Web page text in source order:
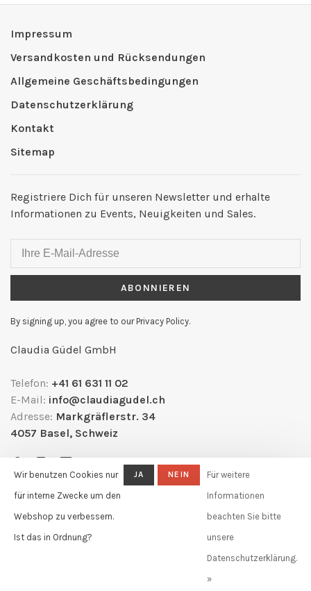
Impressum
Versandkosten und Rücksendungen
Allgemeine Geschäftsbedingungen
Datenschutzerklärung
Kontakt
Sitemap
Registriere Dich für unseren Newsletter und erhalte
Informationen zu Events, Neuigkeiten und Sales.
ABONNIEREN
By signing up, you agree to our Privacy Policy.
Claudia Güdel GmbH
Telefon: +41 61 631 11 02
E-Mail: info@claudiagudel.ch
Adresse: Markgräflerstr. 34
4057 Basel, Schweiz
Wir benutzen Cookies nur
für interne Zwecke um den
Webshop zu verbessern.
Ist das in Ordnung?
JA NEIN
Für weitere
Informationen
beachten Sie bitte
unsere
Datenschutzerklärung.
»